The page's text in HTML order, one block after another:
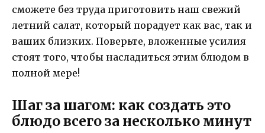
сможете без труда приготовить наш свежий
летний салат, который порадует как вас, так и
ваших близких. Поверьте, вложенные усилия
стоят того, чтобы насладиться этим блюдом в
полной мере!
Шаг за шагом: как создать это
блюдо всего за несколько минут